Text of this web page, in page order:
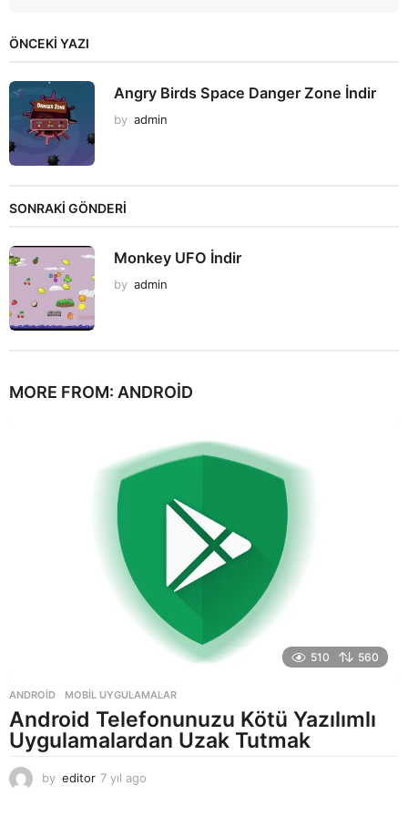
ÖNCEKI YAZI
Angry Birds Space Danger Zone İndir
by admin
SONRAKİ GÖNDERİ
Monkey UFO İndir
by admin
MORE FROM: ANDROID
510 560
ANDROID ,MOBIL UYGULAMALAR
Android Telefonunuzu Kötü Yazılımlı
Uygulamalardan Uzak Tutmak
by editor 7 yıl ago